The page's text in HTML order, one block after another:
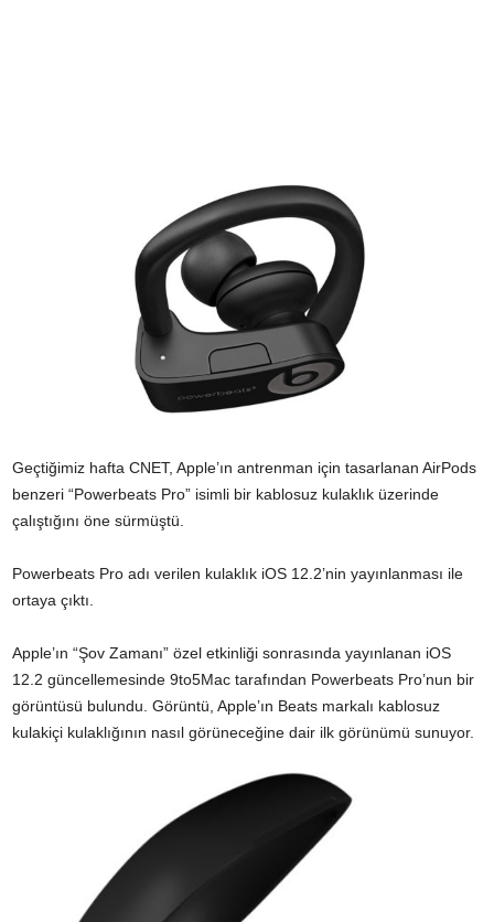
Geçtiğimiz hafta CNET, Apple’ın antrenman için tasarlanan AirPods
benzeri “Powerbeats Pro” isimli bir kablosuz kulaklık üzerinde
çalıştığını öne sürmüştü.
Powerbeats Pro adı verilen kulaklık iOS 12.2’nin yayınlanması ile
ortaya çıktı.
Apple’ın “Şov Zamanı” özel etkinliği sonrasında yayınlanan iOS
12.2 güncellemesinde 9to5Mac tarafından Powerbeats Pro’nun bir
görüntüsü bulundu. Görüntü, Apple’ın Beats markalı kablosuz
kulakiçi kulaklığının nasıl görüneceğine dair ilk görünümü sunuyor.